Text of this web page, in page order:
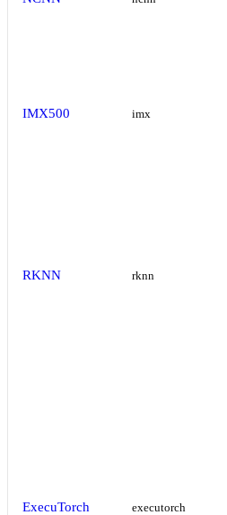
IMX500 imx
RKNN rknn
ExecuTorch executorch